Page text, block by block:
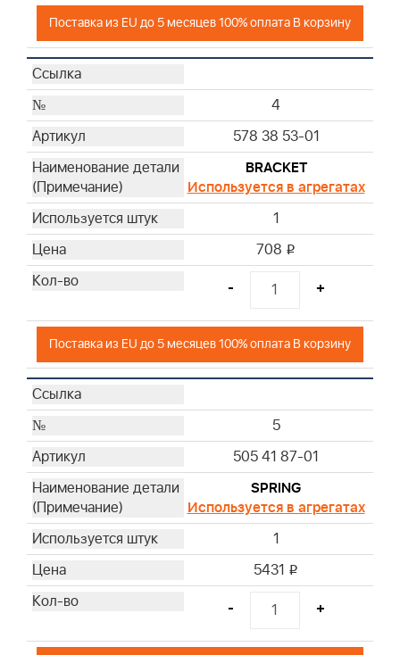
Поставка из EU до 5 месяцев 100% оплата В корзину
4
578 38 53-01
BRACKET
Используется в агрегатах
1
708 i
- +
Поставка из EU до 5 месяцев 100% оплата В корзину
5
505 41 87-01
SPRING
Используется в агрегатах
1
5431 i
- +